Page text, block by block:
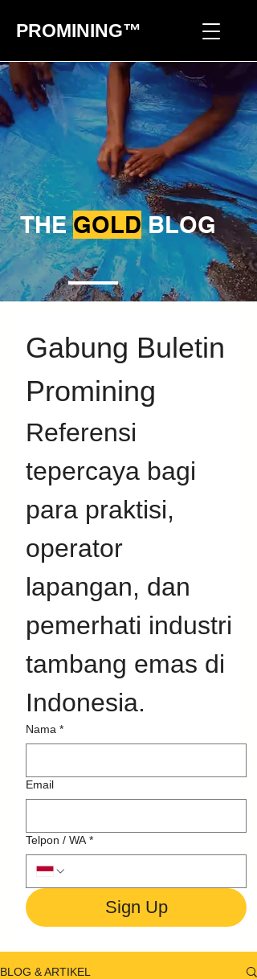
PROMINING™
THEGOLDBLOG
Gabung Buletin
Promining
Referensi
tepercaya bagi
para praktisi,
operator
lapangan, dan
pemerhati industri
tambang emas di
Nama *
Email
Telpon / WA *
Sign Up
BLOG & ARTIKEL